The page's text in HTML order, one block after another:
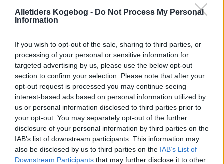
Alletiders Kogebog - Do Not Process My Personal
Information
If you wish to opt-out of the sale, sharing to third parties, or
processing of your personal or sensitive information for
targeted advertising by us, please use the below opt-out
section to confirm your selection. Please note that after your
opt-out request is processed you may continue seeing
interest-based ads based on personal information utilized by
us or personal information disclosed to third parties prior to
your opt-out. You may separately opt-out of the further
disclosure of your personal information by third parties on the
IAB’s list of downstream participants. This information may
also be disclosed by us to third parties on the IAB’s List of
Downstream Participants that may further disclose it to other
Opskriftsinfo
Ret : Diverse Tilbehør-Tilbehør